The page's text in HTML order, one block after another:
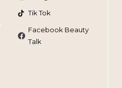
Tik Tok
Facebook Beauty
Talk